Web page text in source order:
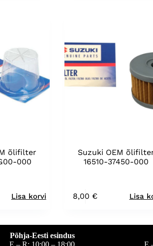
õlifilter
000
Lisa korvi
Suzuki OEM
16510-37450-000
8,00 € Lisa
Põhja-Eesti esindus